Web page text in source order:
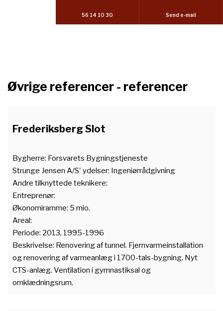
Øvrige referencer - referencer
Frederiksberg Slot
Bygherre: Forsvarets Bygningstjeneste
Strunge Jensen A/S' ydelser: Ingeniørrådgivning
Andre tilknyttede teknikere:
Entreprenør:
Økonomiramme: 5 mio.
Areal:
Periode: 2013, 1995-1996
Beskrivelse: Renovering af tunnel. Fjernvarmeinstallation
og renovering af varmeanlæg i 1700-tals-bygning. Nyt
CTS-anlæg. Ventilation i gymnastiksal og
omklædningsrum.
56 14 10 30 Send e-mail